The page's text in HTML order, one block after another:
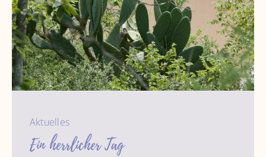
Aktuelles
Ein herrlicher Tag